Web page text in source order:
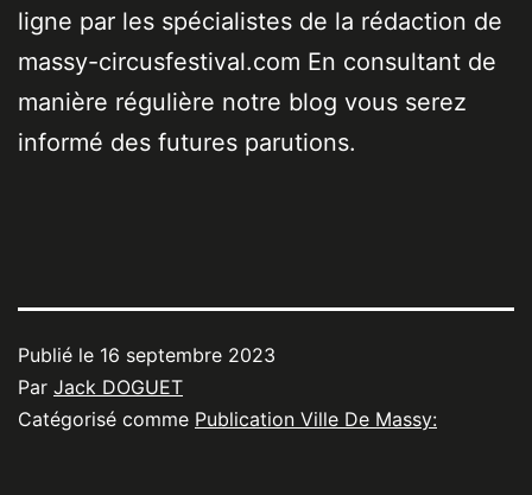
ligne par les spécialistes de la rédaction de
massy-circusfestival.com En consultant de
manière régulière notre blog vous serez
informé des futures parutions.
Publié le 16 septembre 2023
Par Jack DOGUET
Catégorisé comme Publication Ville De Massy: